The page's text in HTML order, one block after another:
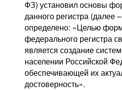
ФЗ) установил основы
данного регистра
определено: «Целью
федерального регистра
является создание
населении Российской
обеспечивающей их
достоверность».